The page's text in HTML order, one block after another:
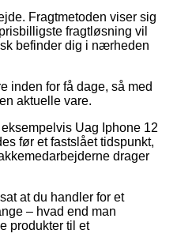
Fragtmetoden viser sig
fragtløsning vil
befinder dig i nærheden
inden for få dage, så med
aktuelle vare.
Uag Iphone 12
før et fastslået tidspunkt,
drager
at du handler for et
– hvad end man
produkter til et